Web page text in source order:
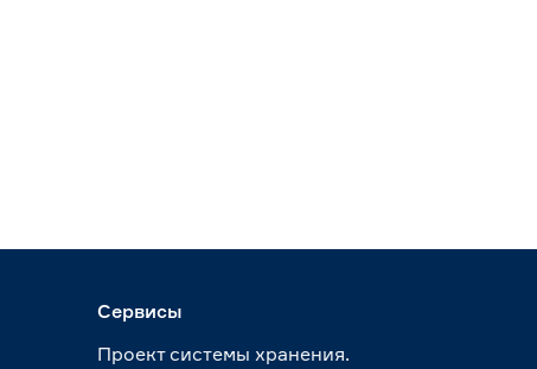
Сервисы
Проект системы хранения.